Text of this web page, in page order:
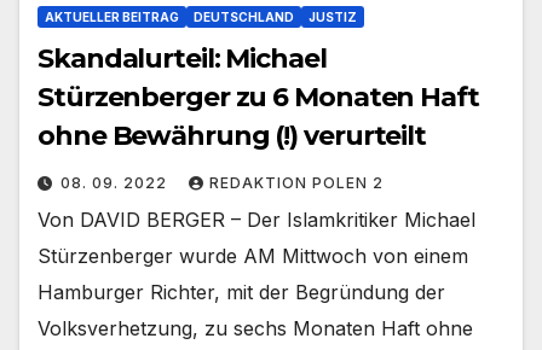
AKTUELLER BEITRAG DEUTSCHLAND JUSTIZ
Skandalurteil: Michael
Stürzenberger zu 6 Monaten Haft
ohne Bewährung (!) verurteilt
08. 09. 2022 REDAKTION POLEN 2
Von DAVID BERGER – Der Islamkritiker Michael
Stürzenberger wurde AM Mittwoch von einem
Hamburger Richter, mit der Begründung der
Volksverhetzung, zu sechs Monaten Haft ohne